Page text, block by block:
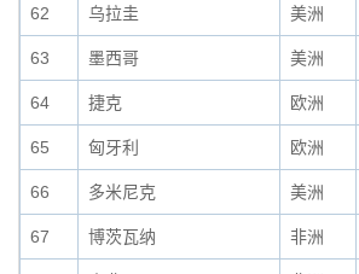
62 乌拉圭 美洲
63 墨西哥 美洲
64 捷克 欧洲
65 匈牙利 欧洲
66 多米尼克 美洲
67 博茨瓦纳 非洲